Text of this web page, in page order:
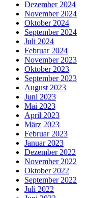
Dezember 2024
November 2024
Oktober 2024
September 2024
Juli 2024
Februar 2024
November 2023
Oktober 2023
September 2023
August 2023
Juni 2023
Mai 2023
April 2023
März 2023
Februar 2023
Januar 2023
Dezember 2022
November 2022
Oktober 2022
September 2022
Juli 2022